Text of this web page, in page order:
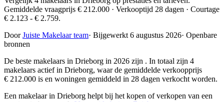
Gemiddelde vraagprijs € 212.000 · Verkooptijd 28 dagen · Courtage
€ 2.123 - € 2.759.
DoorJuiste Makelaar team· Bijgewerkt 6 augustus 2026· Openbare
bronnen
De beste makelaars in Drieborg in 2026 zijn . In totaal zijn 4
makelaars actief in Drieborg, waar de gemiddelde verkoopprijs
€ 212.000 is en woningen gemiddeld in 28 dagen verkocht worden.
Een makelaar in Drieborg helpt bij het kopen of verkopen van een